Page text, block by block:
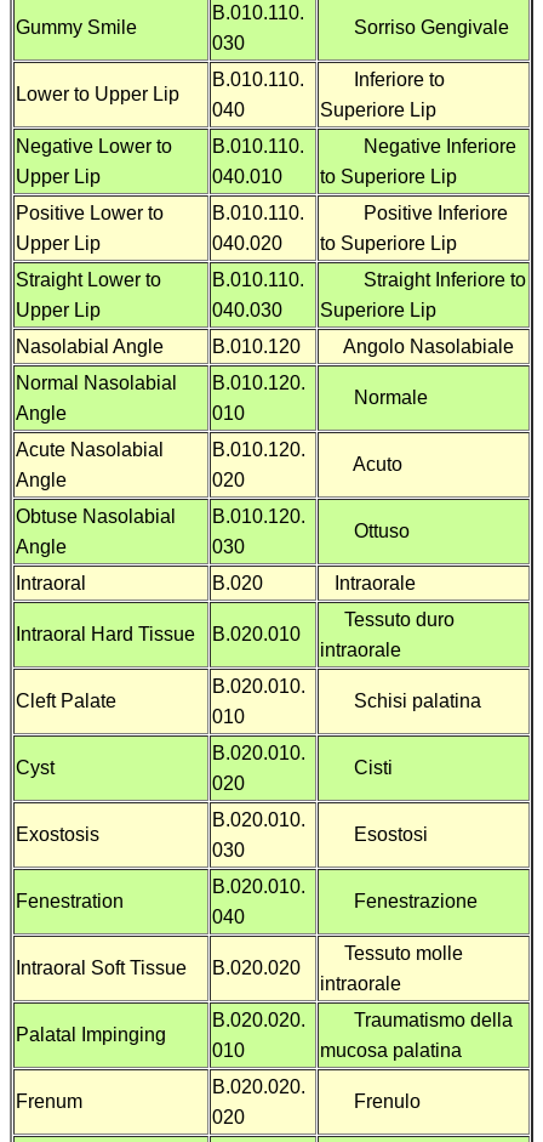
Gummy Smile
B.010.110.
030
Sorriso Gengivale
Lower to Upper Lip
B.010.110.
040
Inferiore to
Superiore Lip
Negative Lower to
Upper Lip
B.010.110.
040.010
Negative Inferiore
to Superiore Lip
Positive Lower to
Upper Lip
B.010.110.
040.020
Positive Inferiore
to Superiore Lip
Straight Lower to
Upper Lip
B.010.110.
040.030
Straight Inferiore to
Superiore Lip
Nasolabial Angle
B.010.120
Angolo Nasolabiale
Normal Nasolabial
Angle
B.010.120.
010
Normale
Acute Nasolabial
Angle
B.010.120.
020
Acuto
Obtuse Nasolabial
Angle
B.010.120.
030
Ottuso
Intraoral B.020 Intraorale
Intraoral Hard Tissue B.020.010
Tessuto duro
intraorale
Cleft Palate
B.020.010.
010
Schisi palatina
Cyst
B.020.010.
020
Cisti
Exostosis
B.020.010.
030
Esostosi
Fenestration
B.020.010.
040
Fenestrazione
Intraoral Soft Tissue B.020.020
Tessuto molle
intraorale
Palatal Impinging
B.020.020.
010
Traumatismo della
mucosa palatina
Frenum
B.020.020.
020
Frenulo